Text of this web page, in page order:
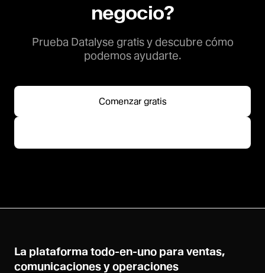
negocio?
Prueba Datalyse gratis y descubre cómo
podemos ayudarte.
Comenzar gratis
La plataforma todo-en-uno para ventas,
comunicaciones y operaciones